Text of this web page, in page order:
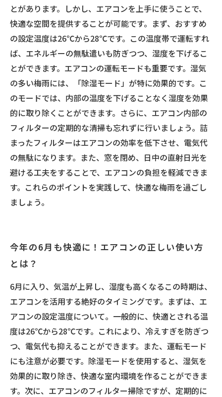
とがあります。しかし、エアコンを上手に使うことで、
快適な空間を提供することが可能です。まず、おすすめ
の設定温度は26℃から28℃です。この温度帯で運転すれ
ば、エネルギーの無駄遣いも防ぎつつ、湿度を下げるこ
とができます。エアコンの運転モードも重要です。湿気
の多い梅雨には、「除湿モード」が特に効果的です。こ
のモードでは、内部の温度を下げることなく湿度を効果
的に取り除くことができます。さらに、エアコン内部の
フィルターの定期的な清掃も忘れずに行いましょう。詰
まったフィルターはエアコンの効率を低下させ、電気代
の無駄になります。また、窓を閉め、日中の直射日光を
避ける工夫をすることで、エアコンの負担を軽減できま
す。これらのポイントを実践して、快適な梅雨を過ごし
ましょう。
今年の6月も快適に！エアコンの正しい使い方
とは？
6月に入り、気温が上昇し、湿度も高くなるこの時期は、
エアコンを活用する絶好のタイミングです。まずは、エ
アコンの設定温度について。一般的に、快適とされる温
度は26℃から28℃です。これにより、冷えすぎを防ぎつ
つ、電気代も抑えることができます。また、運転モード
にも注意が必要です。除湿モードを使用すると、湿気を
効果的に取り除き、快適な室内環境を作ることができま
す。次に、エアコンのフィルター掃除ですが、定期的に